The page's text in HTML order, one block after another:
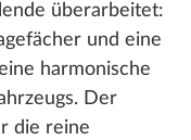
überarbeitet:
und eine
harmonische
Der
die reine